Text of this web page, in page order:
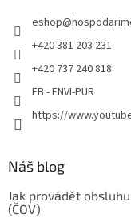
eshop@
+420 381 203 231
+420 737 240 818
FB - ENVI-PUR
https://
Náš blog
Jak provádět
(ČOV)